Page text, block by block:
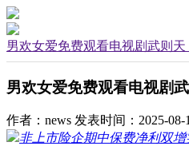
男欢女爱免费观看电视剧武则
男欢女爱免费观看电视剧
作者：news 发表时间：2025-08-
非上市险企期中保费净利双